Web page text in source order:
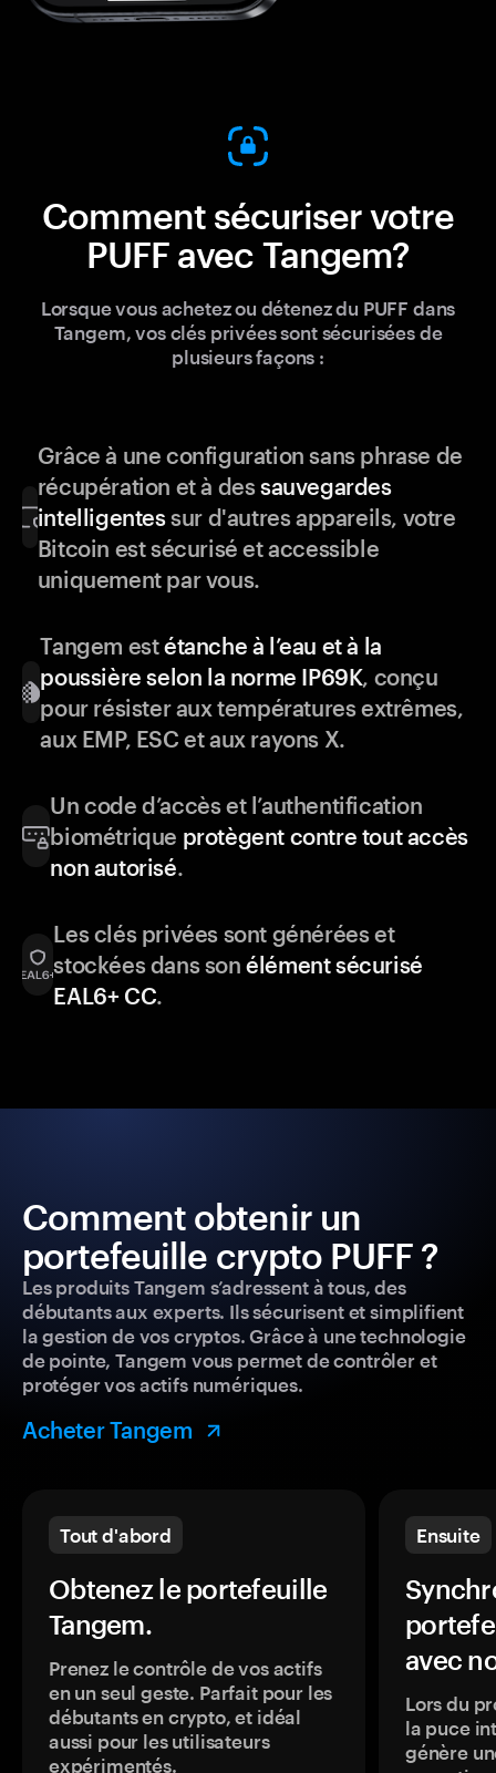
Comment sécuriser votre
PUFF avec Tangem?
Lorsque vous achetez ou détenez du PUFF dans
Tangem, vos clés privées sont sécurisées de
plusieurs façons :
Grâce à une configuration sans phrase de
récupération et à dessauvegardes
intelligentessur d'autres appareils, votre
Bitcoin est sécurisé et accessible
uniquement par vous.
Tangem estétanche à l’eau et à la
poussière selon la norme IP69K, conçu
pour résister aux températures extrêmes,
aux EMP, ESC et aux rayons X.
Un code d’accès et l’authentification
biométrique protègent contre tout accès
non autorisé.
Les clés privées sont générées et
stockées dans sonélément sécurisé
EAL6+ CC.
Comment obtenir un
portefeuille crypto PUFF ?
Les produits Tangem s’adressent à tous, des
débutants aux experts. Ils sécurisent et simplifient
la gestion de vos cryptos. Grâce à une technologie
de pointe, Tangem vous permet de contrôler et
protéger vos actifs numériques.
Acheter Tangem
Tout d'abord
Obtenez le portefeuille
Tangem.
Prenez le contrôle de vos actifs
en un seul geste. Parfait pour les
débutants en crypto, et idéal
aussi pour les utilisateurs
expérimentés.
Ensuite
avec
Lors du
la puce
génère